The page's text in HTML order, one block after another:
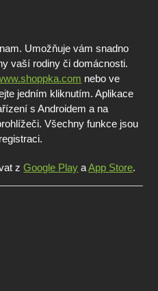
Umožňuje vám snadno
vaší rodiny či domácnosti.
nebo ve
jedním kliknutím. Aplikace
s Androidem a na
Všechny funkce jsou
zGoogle Play aApp Store.